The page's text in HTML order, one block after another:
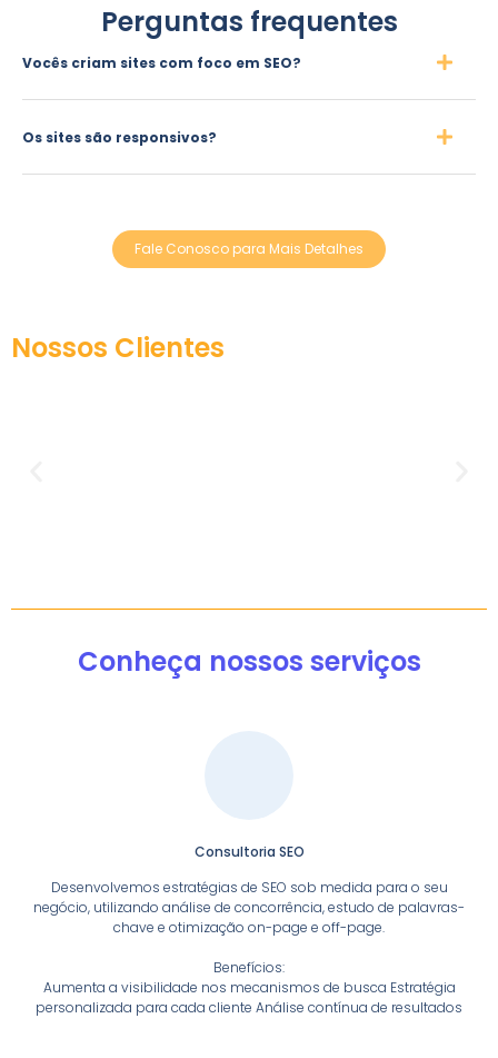
Perguntas frequentes
Vocês criam sites com foco em SEO?
Os sites são responsivos?
Fale Conosco para Mais Detalhes
Nossos Clientes
Conheça nossos serviços
Consultoria SEO
Desenvolvemos estratégias de SEO sob medida para o seu
negócio, utilizando análise de concorrência, estudo de palavras-
chave e otimização on-page e off-page.
Benefícios:
Aumenta a visibilidade nos mecanismos de busca Estratégia
personalizada para cada cliente Análise contínua de resultados